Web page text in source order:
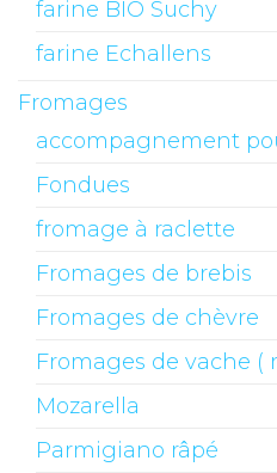
farine BIO Suchy
farine Echallens
Fromages
accompagnement
Fondues
fromage à raclette
Fromages de brebis
Fromages de chèvre
Fromages de vache (
Mozarella
Parmigiano râpé